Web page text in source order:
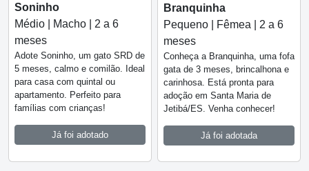
Soninho
Médio | Macho | 2 a 6
meses
Adote Soninho, um gato SRD de
5 meses, calmo e comilão. Ideal
para casa com quintal ou
apartamento. Perfeito para
famílias com crianças!
Já foi adotado
Branquinha
Pequeno | Fêmea | 2 a 6
meses
Conheça a Branquinha, uma fofa
gata de 3 meses, brincalhona e
carinhosa. Está pronta para
adoção em Santa Maria de
Jetibá/ES. Venha conhecer!
Já foi adotada